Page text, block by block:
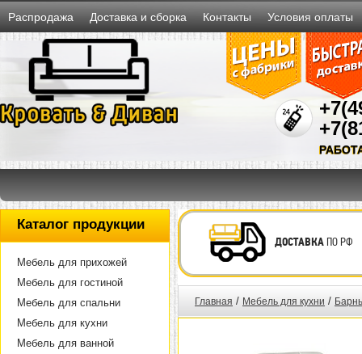
Распродажа Доставка и сборка Контакты Условия оплаты
Каталог продукции
Мебель для прихожей
Мебель для гостиной
Мебель для спальни
Мебель для кухни
Мебель для ванной
ДОСТАВКАПО РФ
Главная / Мебель для кухни /